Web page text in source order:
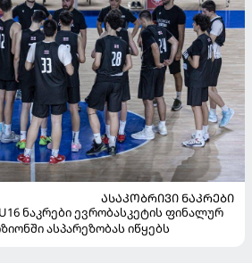
ᲐᲡᲐᲙᲝᲑᲠᲘᲕᲘ ᲜᲐᲙᲠᲔᲑᲘ
ნაკრები ევრობასკეტის ფინალურ
ასპარეზობას იწყებს